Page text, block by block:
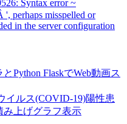
Syntax error ~
perhaps misspelled or
in the server configuration
Python FlaskでWeb動画ス
イルス(COVID-19)陽性患
み上げグラフ表示